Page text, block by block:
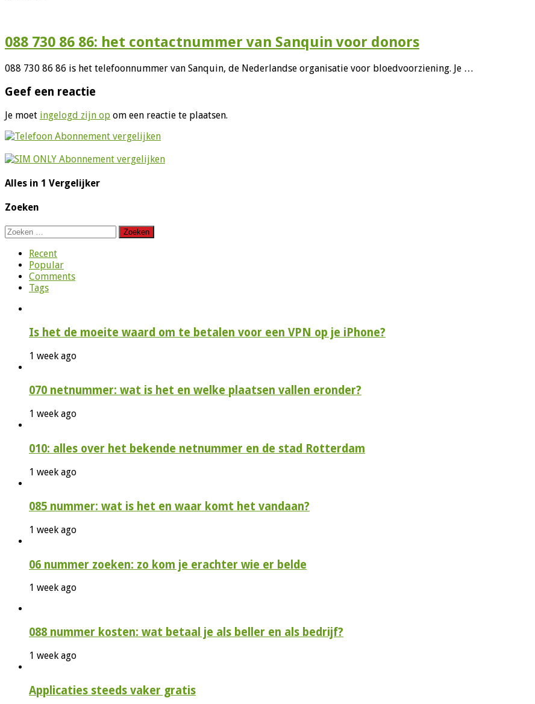
088 730 86 86: het contactnummer van Sanquin voor donors
088 730 86 86 is het telefoonnummer van Sanquin, de Nederlandse organisatie voor bloedvoorziening. Je …
Geef een reactie
Je moet ingelogd zijn op om een reactie te plaatsen.
Alles in 1 Vergelijker
Zoeken
Zoeken
Recent
Popular
Comments
Tags
Is het de moeite waard om te betalen voor een VPN op je iPhone?
1 week ago
070 netnummer: wat is het en welke plaatsen vallen eronder?
1 week ago
010: alles over het bekende netnummer en de stad Rotterdam
1 week ago
085 nummer: wat is het en waar komt het vandaan?
1 week ago
06 nummer zoeken: zo kom je erachter wie er belde
1 week ago
088 nummer kosten: wat betaal je als beller en als bedrijf?
1 week ago
Applicaties steeds vaker gratis